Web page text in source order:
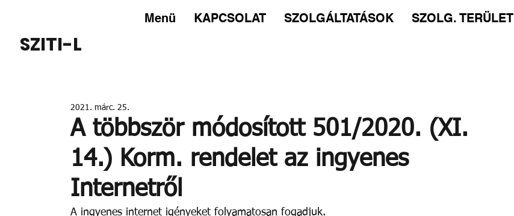
SZITI-L
SZOLG. TERÜLET
SZOLGÁLTATÁSOK
KAPCSOLAT
Menü
A többször módosított 501/2020. (XI.
14.) Korm. rendelet az ingyenes
Internetről
2021. márc. 25.
A ingyenes internet igényeket folyamatosan fogadjuk.